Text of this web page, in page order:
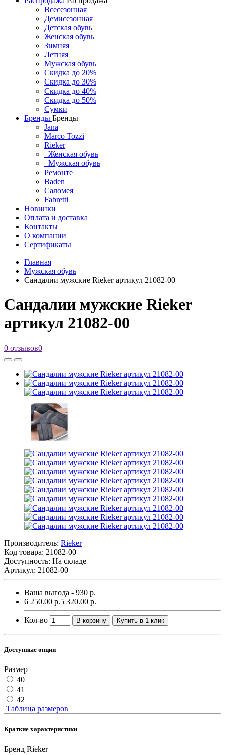
Всесезонная
Демисезонная
Детская обувь
Женская обувь
Зимняя
Летняя
Мужская обувь
Скидка до 20%
Скидка до 30%
Скидка до 40%
Скидка до 50%
Сумки
Бренды Бренды
Jana
Marco Tozzi
Rieker
Женская обувь
Мужская обувь
Ремонте
Baden
Саломея
Fabretti
Новинки
Оплата и доставка
Контакты
О компании
Сертификаты
Главная
Мужская обувь
Сандалии мужские Rieker артикул 21082-00
Сандалии мужские Rieker
артикул 21082-00
0 отзывов0
Производитель: Rieker
Код товара: 21082-00
Доступность: На складе
Артикул: 21082-00
Ваша выгода - 930 р.
6 250.00 р.5 320.00 р.
Кол-во В корзину Купить в 1 клик
Доступные опции
Размер
40
41
42
Таблица размеров
Краткие характеристики
Бренд Rieker